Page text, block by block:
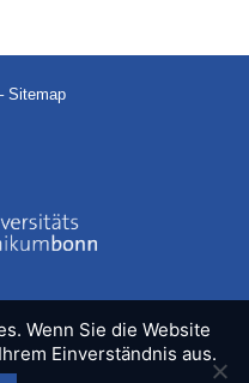
Sitemap
Wenn Sie die Website
Einverständnis aus.